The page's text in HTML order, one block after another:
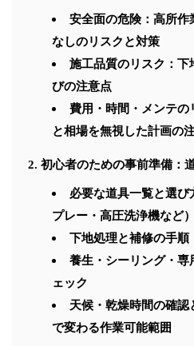
安全面の危険：高所作
なしのリスクと対策
施工品質のリスク：下
びの注意点
費用・時間・メンテの
と相場を無視した計画の
初心者のための事前準備：
必要な道具一覧と選び
プレー・高圧洗浄機など）
下地処理と補修の手順
養生・シーリング・専
ェック
天候・乾燥時間の確
で変わる作業可能範囲